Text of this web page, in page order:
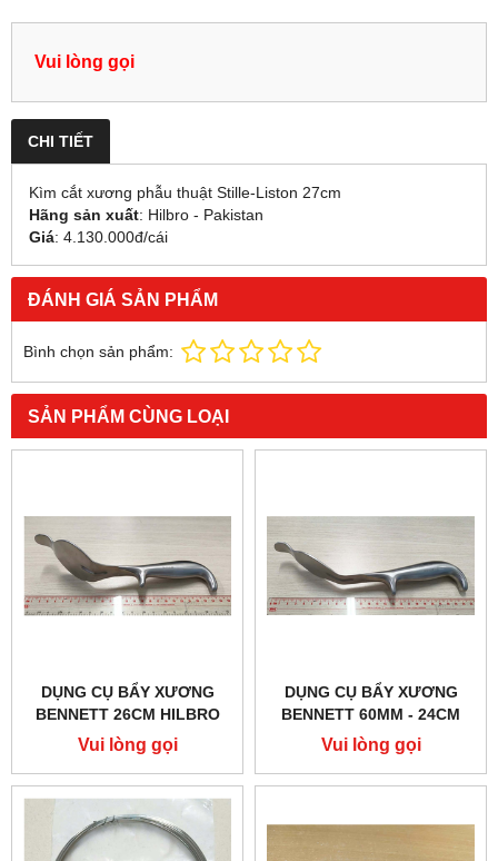
Vui lòng gọi
CHI TIẾT
Kìm cắt xương phẫu thuật Stille-Liston 27cm
Hãng sản xuất: Hilbro - Pakistan
Giá: 4.130.000đ/cái
ĐÁNH GIÁ SẢN PHẨM
Bình chọn sản phẩm:
SẢN PHẨM CÙNG LOẠI
DỤNG CỤ BẨY XƯƠNG
BENNETT 26CM HILBRO
28.0712.26
Vui lòng gọi
DỤNG CỤ BẨY XƯƠNG
BENNETT 60MM - 24CM
HILBRO 28.0712.24
Vui lòng gọi